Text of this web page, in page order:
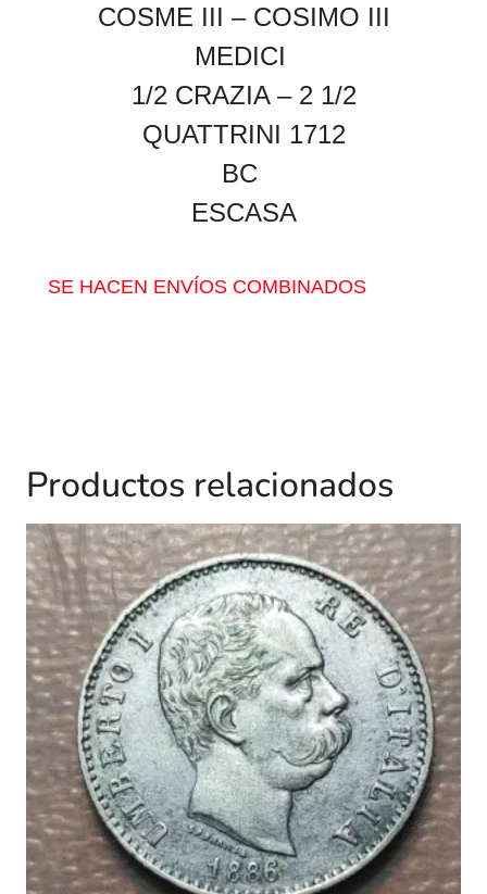
COSME III – COSIMO III
MEDICI
1/2 CRAZIA – 2 1/2
QUATTRINI 1712
BC
ESCASA
SE HACEN ENVÍOS COMBINADOS
Productos relacionados